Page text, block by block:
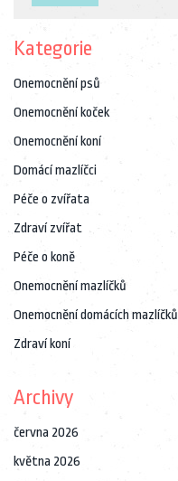
Kategorie
Onemocnění psů
Onemocnění koček
Onemocnění koní
Domácí mazlíčci
Péče o zvířata
Zdraví zvířat
Péče o koně
Onemocnění mazlíčků
Onemocnění domácích mazlíčků
Zdraví koní
Archivy
června 2026
května 2026